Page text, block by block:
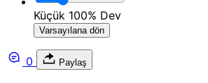
Küçük 100% Dev
Varsayılana dön
0 Paylaş